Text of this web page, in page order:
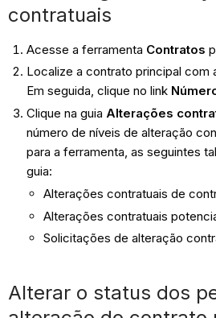
contratuais
Acesse a ferramenta Contratos
Localize a contrato principal com
Em seguida, clique no link
Clique na guia Alterações
número de níveis de alteração
para a ferramenta, as seguintes
guia:
Alterações contratuais de
Alterações contratuais
Solicitações de alteração
Alterar o status dos